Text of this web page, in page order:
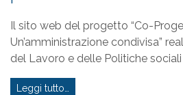
Il sito web del progetto “Co-
Un’amministrazione condivisa”
del Lavoro e delle Politiche sociali
Leggi tutto…